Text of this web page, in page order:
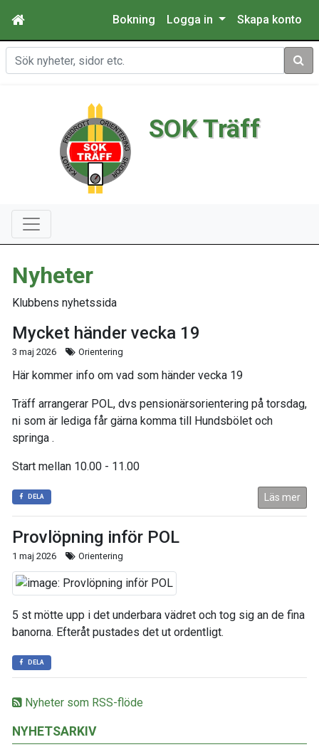
Bokning Logga in Skapa konto
Sök
SOK Träff
Nyheter som RSS-flöde
NYHETSARKIV
Nyheter
Klubbens nyhetssida
Mycket händer vecka 19
3 maj 2026 Orientering
Här kommer info om vad som händer vecka 19
Träff arrangerar POL, dvs pensionärsorientering på torsdag,
ni som är lediga får gärna komma till Hundsbölet och
springa .
Start mellan 10.00 - 11.00
DELA Läs mer
Provlöpning inför POL
1 maj 2026 Orientering
5 st mötte upp i det underbara vädret och tog sig an de fina
banorna. Efteråt pustades det ut ordentligt.
DELA